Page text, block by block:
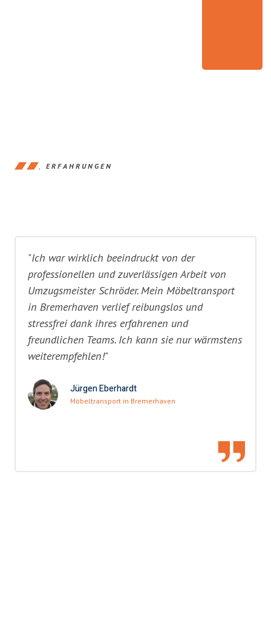
ERFAHRUNGEN
"Ich war wirklich beeindruckt von der
professionellen und zuverlässigen Arbeit von
Umzugsmeister Schröder. Mein Möbeltransport
in Bremerhaven verlief reibungslos und
stressfrei dank ihres erfahrenen und
freundlichen Teams. Ich kann sie nur wärmstens
weiterempfehlen!"
Jürgen Eberhardt
Möbeltransport in Bremerhaven